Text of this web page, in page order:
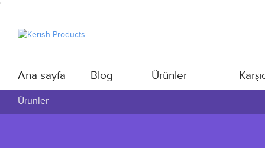
'
Ana sayfa Blog Ürünler
Ürünler